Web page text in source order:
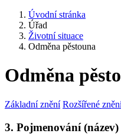
Úvodní stránka
Úřad
Životní situace
Odměna pěstouna
Odměna
Základní znění Rozšířené
3. Pojmenování